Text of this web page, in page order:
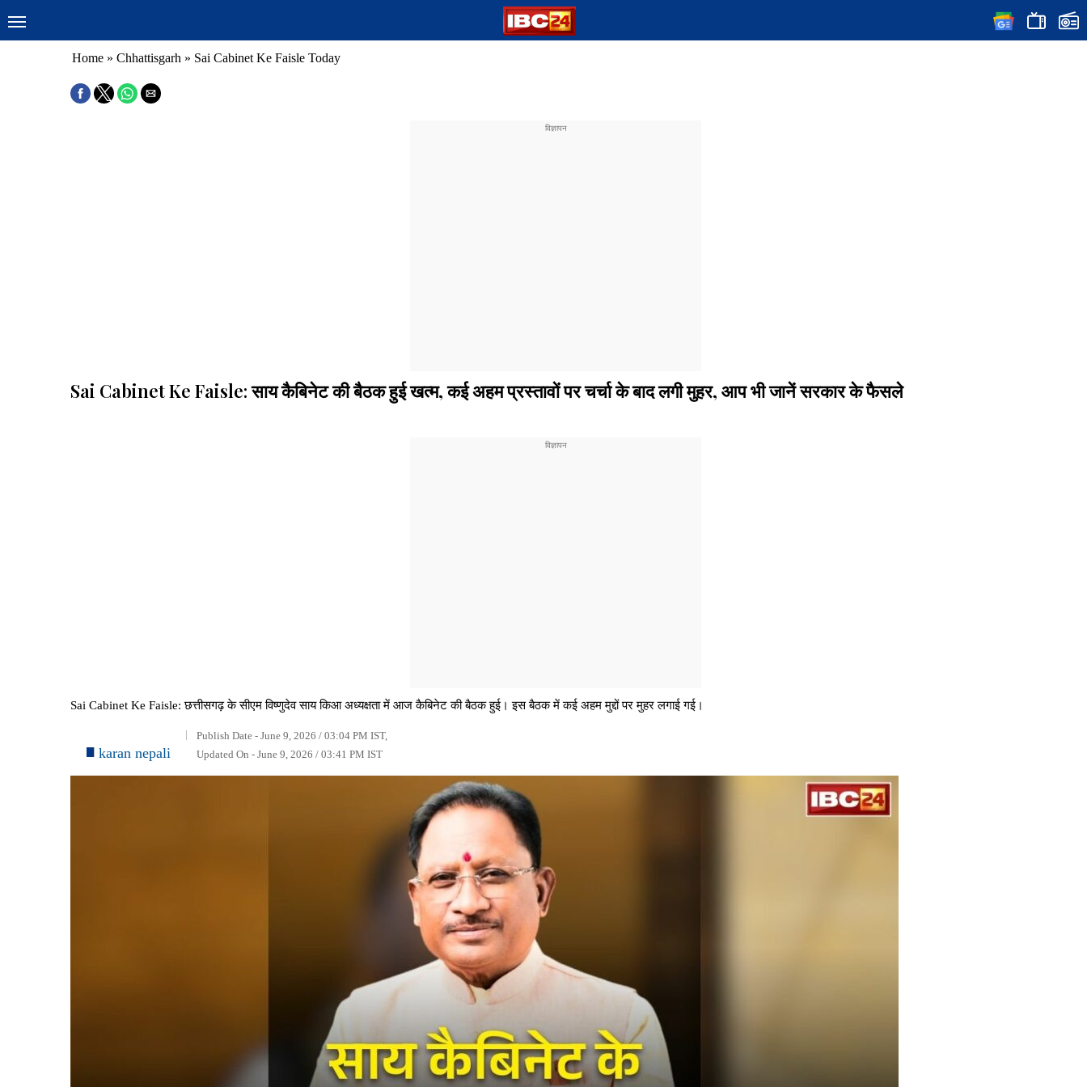
Home » Chhattisgarh » Sai Cabinet Ke Faisle Today
Sai Cabinet Ke Faisle: साय कैबिनेट की बैठक हुई खत्म, कई अहम प्रस्तावों पर चर्चा के बाद लगी मुहर, आप भी जानें सरकार के फैसले
Sai Cabinet Ke Faisle: छत्तीसगढ़ के सीएम विष्णुदेव साय किआ अध्यक्षता में आज कैबिनेट की बैठक हुई। इस बैठक में कई अहम मुद्दों पर मुहर लगाई गई।
karan nepali
Publish Date - June 9, 2026 / 03:04 PM IST,
Updated On - June 9, 2026 / 03:41 PM IST